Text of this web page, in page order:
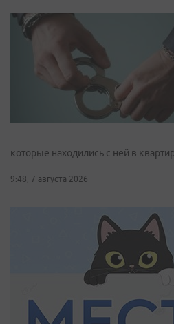
которые находились с ней в
9:48, 7 августа 2026